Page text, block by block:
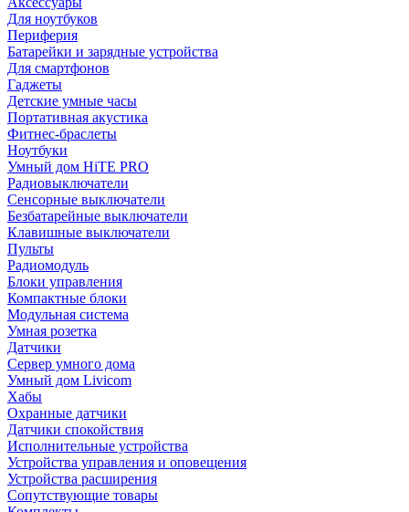
Для ноутбуков
Периферия
Батарейки и зарядные устройства
Для смартфонов
Гаджеты
Детские умные часы
Портативная акустика
Фитнес-браслеты
Ноутбуки
Умный дом HiTE PRO
Радиовыключатели
Сенсорные выключатели
Безбатарейные выключатели
Клавишные выключатели
Пульты
Радиомодуль
Блоки управления
Компактные блоки
Модульная система
Умная розетка
Датчики
Сервер умного дома
Умный дом Livicom
Хабы
Охранные датчики
Датчики спокойствия
Исполнительные устройства
Устройства управления и оповещения
Устройства расширения
Сопутствующие товары